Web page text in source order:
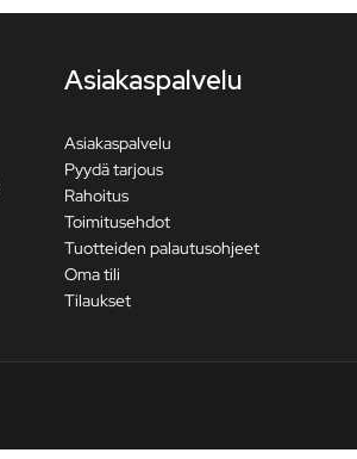
Asiakaspalvelu
Asiakaspalvelu
Pyydä tarjous
Rahoitus
Toimitusehdot
Tuotteiden palautusohjeet
Oma tili
Tilaukset